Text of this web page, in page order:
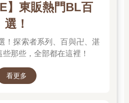
】東販熱門BL百
選！
！探索者系列、百與卍、湛
那些，全部都在這裡！
看更多